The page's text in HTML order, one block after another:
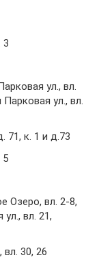
3
ул., вл.
Парковая ул., вл.
71, к. 1 и д.73
5
Озеро, вл. 2-8,
вл. 21,
30, 26